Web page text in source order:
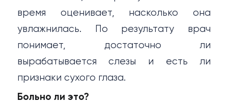
время оценивает, насколько она
увлажнилась. По результату врач
понимает, достаточно ли
вырабатывается слезы и есть ли
признаки сухого глаза.
Больно ли это?